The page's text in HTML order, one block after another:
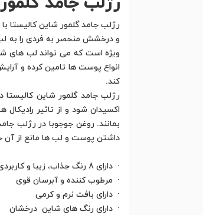
رژلب جامد گلمور شاین کالیستا
و درخشش منحصر به فردی را به
ویژه است که می تواند لب های
انواع پوست ها تامین کرده و
کند.
اکسیدان شود و از تاثیر
بمانند. روغن جوجوبا در رژلب
داشتن پوست و لب ها مانع از آن
· دارای 8 رنگ جذاب، زیبا و کاربردی
· مرطوب کننده و آبرسان قوی
· دارای بافت نرم و کرمی
· دارای رنگ های شاین درخشان